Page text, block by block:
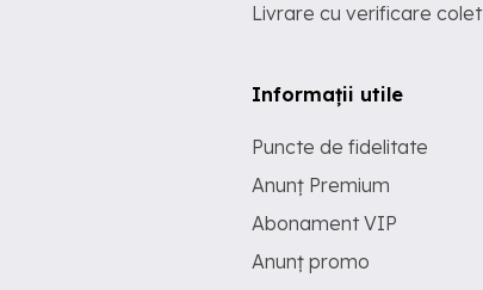
Livrare cu verificare colet
Informații utile
Puncte de fidelitate
Anunț Premium
Abonament VIP
Anunț promo